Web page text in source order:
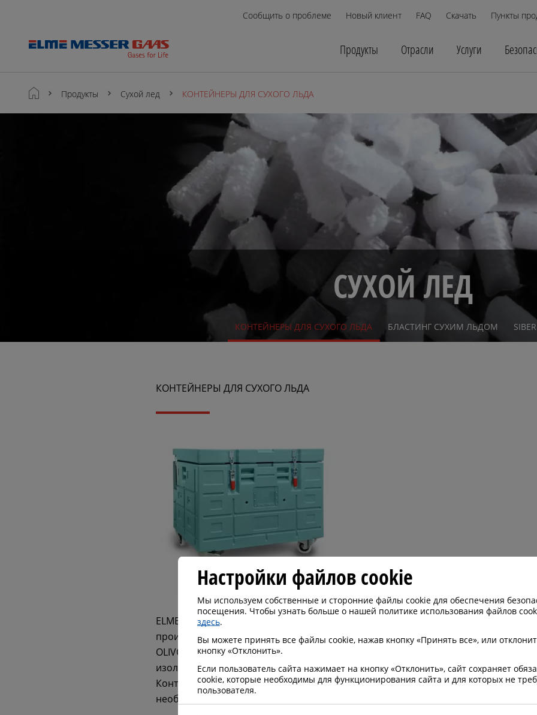
Сообщить о проблеме Новый клиент FAQ Скачать Пункты
Продукты Отрасли Услуги
Продукты Сухой лед КОНТЕЙНЕРЫ ДЛЯ СУХОГО ЛЬДА
СУХОЙ ЛЕД
КОНТЕЙНЕРЫ ДЛЯ СУХОГО ЛЬДА БЛАСТИНГ СУХИМ ЛЬДОМ
КОНТЕЙНЕРЫ ДЛЯ СУХОГО ЛЬДА
ELME MESSER GAAS как часть Messer Group имеет прекрасное сотрудничество
производству контейнеров для сухого льда —OLIVO.
OLIVO проектирует и производит
изоляционной способностью и чрезвычайно прочной конструкцией.
Контейнеры OLIVO являются многоразовыми и позволяют транспортировать
необходимую температуру.
Настройки файлов cookie
Мы используем собственные и сторонние файлы cookie для обеспечения
посещения. Чтобы узнать больше о нашей политике использования файлов
здесь.
Вы можете принять все файлы cookie, нажав кнопку «Принять все», или
кнопку «Отклонить».
Если пользователь сайта нажимает на кнопку «Отклонить», сайт сохраняет
cookie, которые необходимы для функционирования сайта и для которых не
пользователя.